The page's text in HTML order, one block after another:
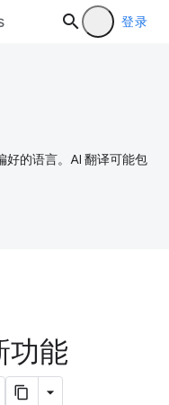
登录
好的语言。AI 翻译可能包
功能